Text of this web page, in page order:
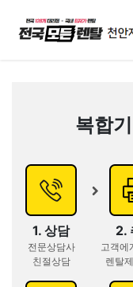
복합
1. 상담
전문상담사
친절상담
2.
고객에
렌탈